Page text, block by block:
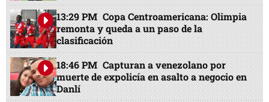
13:29 PM Copa Centroamericana: Olimpia
remonta y queda a un paso de la
clasificación
18:46 PM Capturan a venezolano por
muerte de expolicía en asalto a negocio en
Danlí